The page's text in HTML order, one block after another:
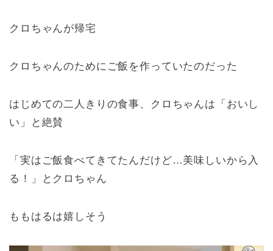
クロちゃんが帰宅
クロちゃんのためにご飯を作っていたのだった
はじめての二人きりの食事、クロちゃんは「おいし
い」と絶賛
「実はご飯食べてきてたんだけど…美味しいから入
る！」とクロちゃん
ももはるは嬉しそう